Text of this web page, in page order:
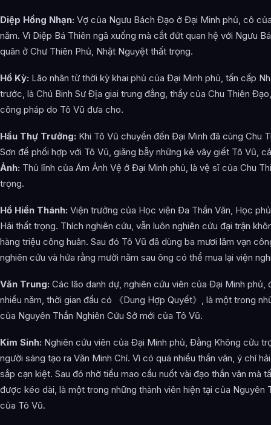
Diệp Hồng Nhạn: Vợ của Ngưu Bách Đạo ở Đại Minh phủ, cô
năm. Vì Diệp Bá Thiên ngã xuống mà cắt đứt quan hệ với Ngưu
quân ở Chư Thiên Phủ, Nhật Nguyệt thất trọng.
Hồ Kỳ: Lão nhân từ thời kỳ khai phủ của Đại Minh phủ, tấn cấp
trước, là Chú Binh Sư Địa giai trung đẳng, thầy của Chu Thiên
công pháp do Tô Vũ đưa cho.
Hầu Thự Trưởng: Khi Tô Vũ chuyển đến Đại Minh đã cùng Chu
Sơn để phối hợp với Tô Vũ, giăng bẫy những kẻ vây giết Tô Vũ,
Ảnh: Thủ lĩnh của Ám Ảnh Vệ ở Đại Minh phủ, là vệ sĩ của Chu
trọng.
Hồ Hiển Thánh: Viện trưởng của Học viện Đa Thần Văn, Học
Hải thất trọng. Thích nghiên cứu, vẫn luôn nghiên cứu đại trận
hàng triệu công huân. Sau đó Tô Vũ đã dùng ba mươi lăm vạn
nghiên cứu và hứa rằng mười năm sau ông có thể mua lại viện
Văn Trung: Các lão danh dự, nghiên cứu viên của Đại Minh phủ,
nhiều năm, thời gian đầu có 《Dung Hợp Quyết》, là một trong
của Nguyên Thần Nghiên Cứu Sở mới của Tô Vũ.
Kim Sinh: Nghiên cứu viên của Đại Minh phủ, Đằng Không cửu
người sáng tạo ra Văn Minh Chí. Vì có quá nhiều thần văn, ý chí
sắp cạn kiệt. Sau đó nhờ tiểu mao cầu nuốt vài đạo thần văn mà
được kéo dài, là một trong những thành viên hiện tại của Nguyên
của Tô Vũ.